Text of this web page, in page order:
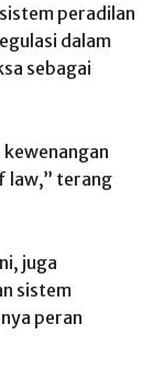
peradilan
dalam
sebagai
law,” terang
juga
sistem
peran